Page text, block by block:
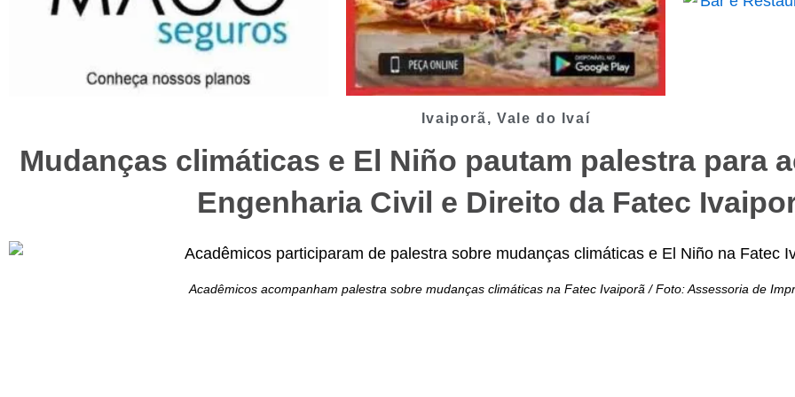
Ivaiporã, Vale do Ivaí
Mudanças climáticas e El Niño pautam palestra para
Engenharia Civil e Direito da Fatec
Acadêmicos acompanham palestra sobre mudanças climáticas na Fatec Ivaiporã / Foto: Assessoria de